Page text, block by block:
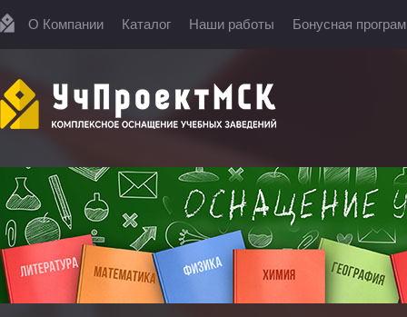
О Компании Каталог Наши работы Бонусная